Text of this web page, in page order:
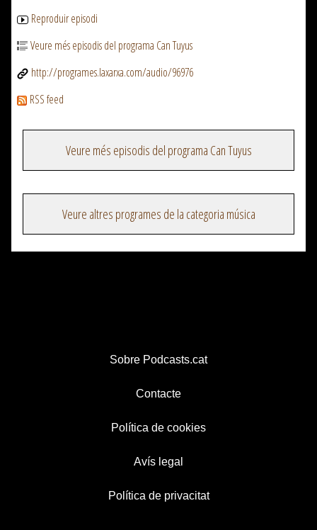
Reproduir episodi
Veure més episodis del programa Can Tuyus
http://programes.laxarxa.com/audio/96976
RSS feed
Veure més episodis del programa Can Tuyus
Veure altres programes de la categoria música
Sobre Podcasts.cat
Contacte
Política de cookies
Avís legal
Política de privacitat